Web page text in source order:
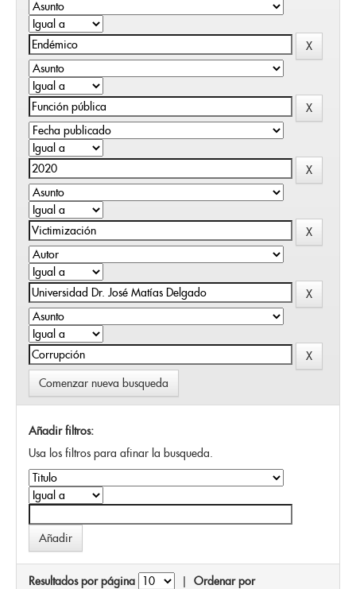
Comenzar nueva busqueda
Añadir filtros:
Usa los filtros para afinar la busqueda.
Resultados por página | Ordenar por